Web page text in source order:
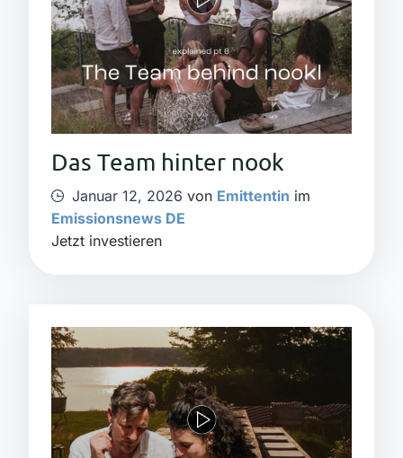
Das Team hinter nook
Januar 12, 2026 von Emittentin im
Emissionsnews DE
Jetzt investieren